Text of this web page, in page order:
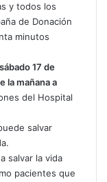
y todos los
de Donación
minutos
sábado 17 de
la mañana a
del Hospital
salvar
salvar la vida
pacientes que